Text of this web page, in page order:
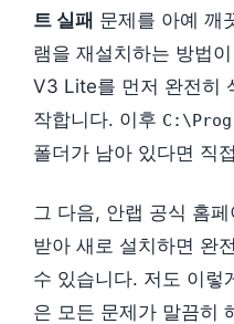
트 실패 문제를 아예 깨
램을 재설치하는 방법
V3 Lite를 먼저 완전히
작합니다. 이후
폴더가 남아 있다면 직
그 다음, 안랩 공식 홈
받아 새로 설치하면 완
수 있습니다. 저도 이렇
은 모든 문제가 말끔히